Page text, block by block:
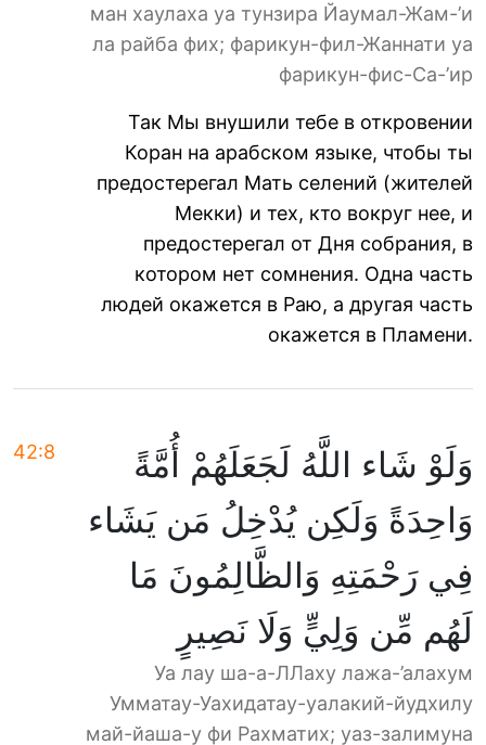
ман хаулаха уа тунзира Йаумал-Жам-’и
ла райба фих; фарикун-фил-Жаннати уа
фарикун-фис-Са-’ир
Так Мы внушили тебе в откровении
Коран на арабском языке, чтобы ты
предостерегал Мать селений (жителей
Мекки) и тех, кто вокруг нее, и
предостерегал от Дня собрания, в
котором нет сомнения. Одна часть
людей окажется в Раю, а другая часть
окажется в Пламени.
42:8
وَلَوْ شَاء اللَّهُ لَجَعَلَهُمْ أُمَّةً
وَاحِدَةً وَلَكِن يُدْخِلُ مَن يَشَاء
فِي رَحْمَتِهِ وَالظَّالِمُونَ مَا
لَهُم مِّن وَلِيٍّ وَلَا نَصِيرٍ
Уа лау ша-а-ЛЛаху лажа-’алахум
Умматау-Уахидатау-уалакий-йудхилу
май-йаша-у фи Рахматих; уаз-залимуна